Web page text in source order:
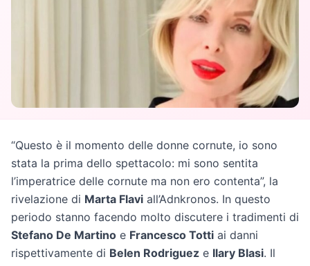
“Questo è il momento delle donne cornute, io sono
stata la prima dello spettacolo: mi sono sentita
l’imperatrice delle cornute ma non ero contenta”, la
rivelazione di Marta Flavi all’Adnkronos. In questo
periodo stanno facendo molto discutere i tradimenti di
Stefano De Martino e Francesco Totti ai danni
rispettivamente di Belen Rodriguez e Ilary Blasi. Il